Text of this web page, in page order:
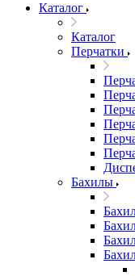
Каталог
Каталог
Перчатки
Бахилы